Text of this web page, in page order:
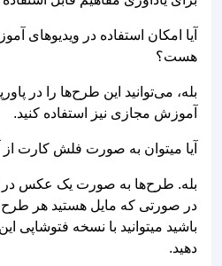
آیا امکان استفاده در ویدیوهای
هست؟
بله، می‌توانید این طرح‌ها را در
آموزش مجازی نیز استفاده کنید.
آیا میتوان به صورت فلش کارت از
بله. طرح‌ها به صورت یک عکس در
در صورتی که مایل هستید هر طرح
باشید میتوانید با نسخه فتوشاپی
دهید.
نتیجه‌گیری: